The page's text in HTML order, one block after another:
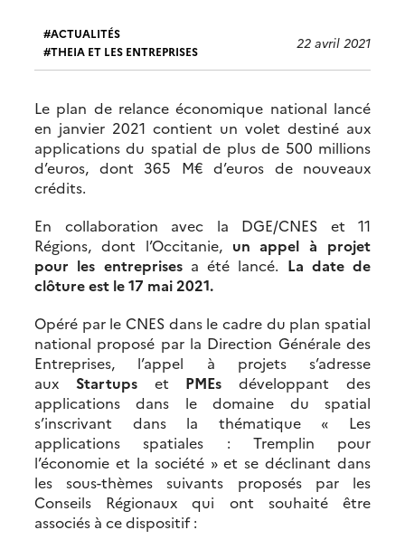
ACTUALITÉS
THEIA ET LES ENTREPRISES
22 avril 2021
Le plan de relance économique national lancé
en janvier 2021 contient un volet destiné aux
applications du spatial de plus de 500 millions
d’euros, dont 365 M€ d’euros de nouveaux
crédits.
En collaboration avec la DGE/CNES et 11
Régions, dont l’Occitanie, un appel à projet
pour les entreprisesa été lancé. La date de
clôture est le 17 mai 2021.
Opéré par le CNES dans le cadre du plan spatial
national proposé par la Direction Générale des
Entreprises, l’appel à projets s’adresse
aux Startups et PMEs développant des
applications dans le domaine du spatial
s’inscrivant dans la thématique « Les
applications spatiales : Tremplin pour
l’économie et la société » et se déclinant dans
les sous-thèmes suivants proposés par les
Conseils Régionaux qui ont souhaité être
associés à ce dispositif :